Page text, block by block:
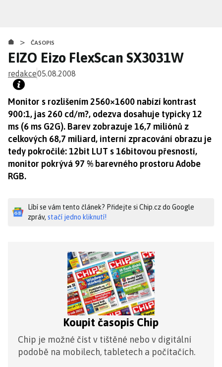
obsahu
> ČASOPIS
EIZO Eizo FlexScan SX3031W
redakce05.08.2008
Monitor s rozlišením 2560×1600 nabízí kontrast
900:1, jas 260 cd/m?, odezva dosahuje typicky 12
ms (6 ms G2G). Barev zobrazuje 16,7 miliónů z
celkových 68,7 miliard, interní zpracování obrazu je
tedy pokročilé: 12bit LUT s 16bitovou přesností,
monitor pokrývá 97 % barevného prostoru Adobe
RGB.
Líbí se vám tento článek? Přidejte si Chip.cz do Google
zpráv, stačí jedno kliknutí!
Koupit časopis Chip
Chip je možné číst v tištěné nebo v digitální
podobě na mobilech, tabletech a počítačích.